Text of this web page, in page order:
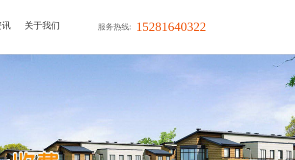
讯 关于我们 服务热线: 15281640322